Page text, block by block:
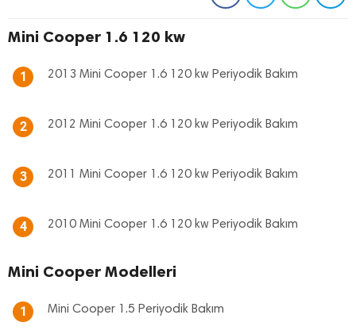
Mini Cooper 1.6 120 kw
1 2013 Mini Cooper 1.6 120 kw Periyodik Bakım
2 2012 Mini Cooper 1.6 120 kw Periyodik Bakım
3 2011 Mini Cooper 1.6 120 kw Periyodik Bakım
4 2010 Mini Cooper 1.6 120 kw Periyodik Bakım
Mini Cooper Modelleri
1 Mini Cooper 1.5 Periyodik Bakım